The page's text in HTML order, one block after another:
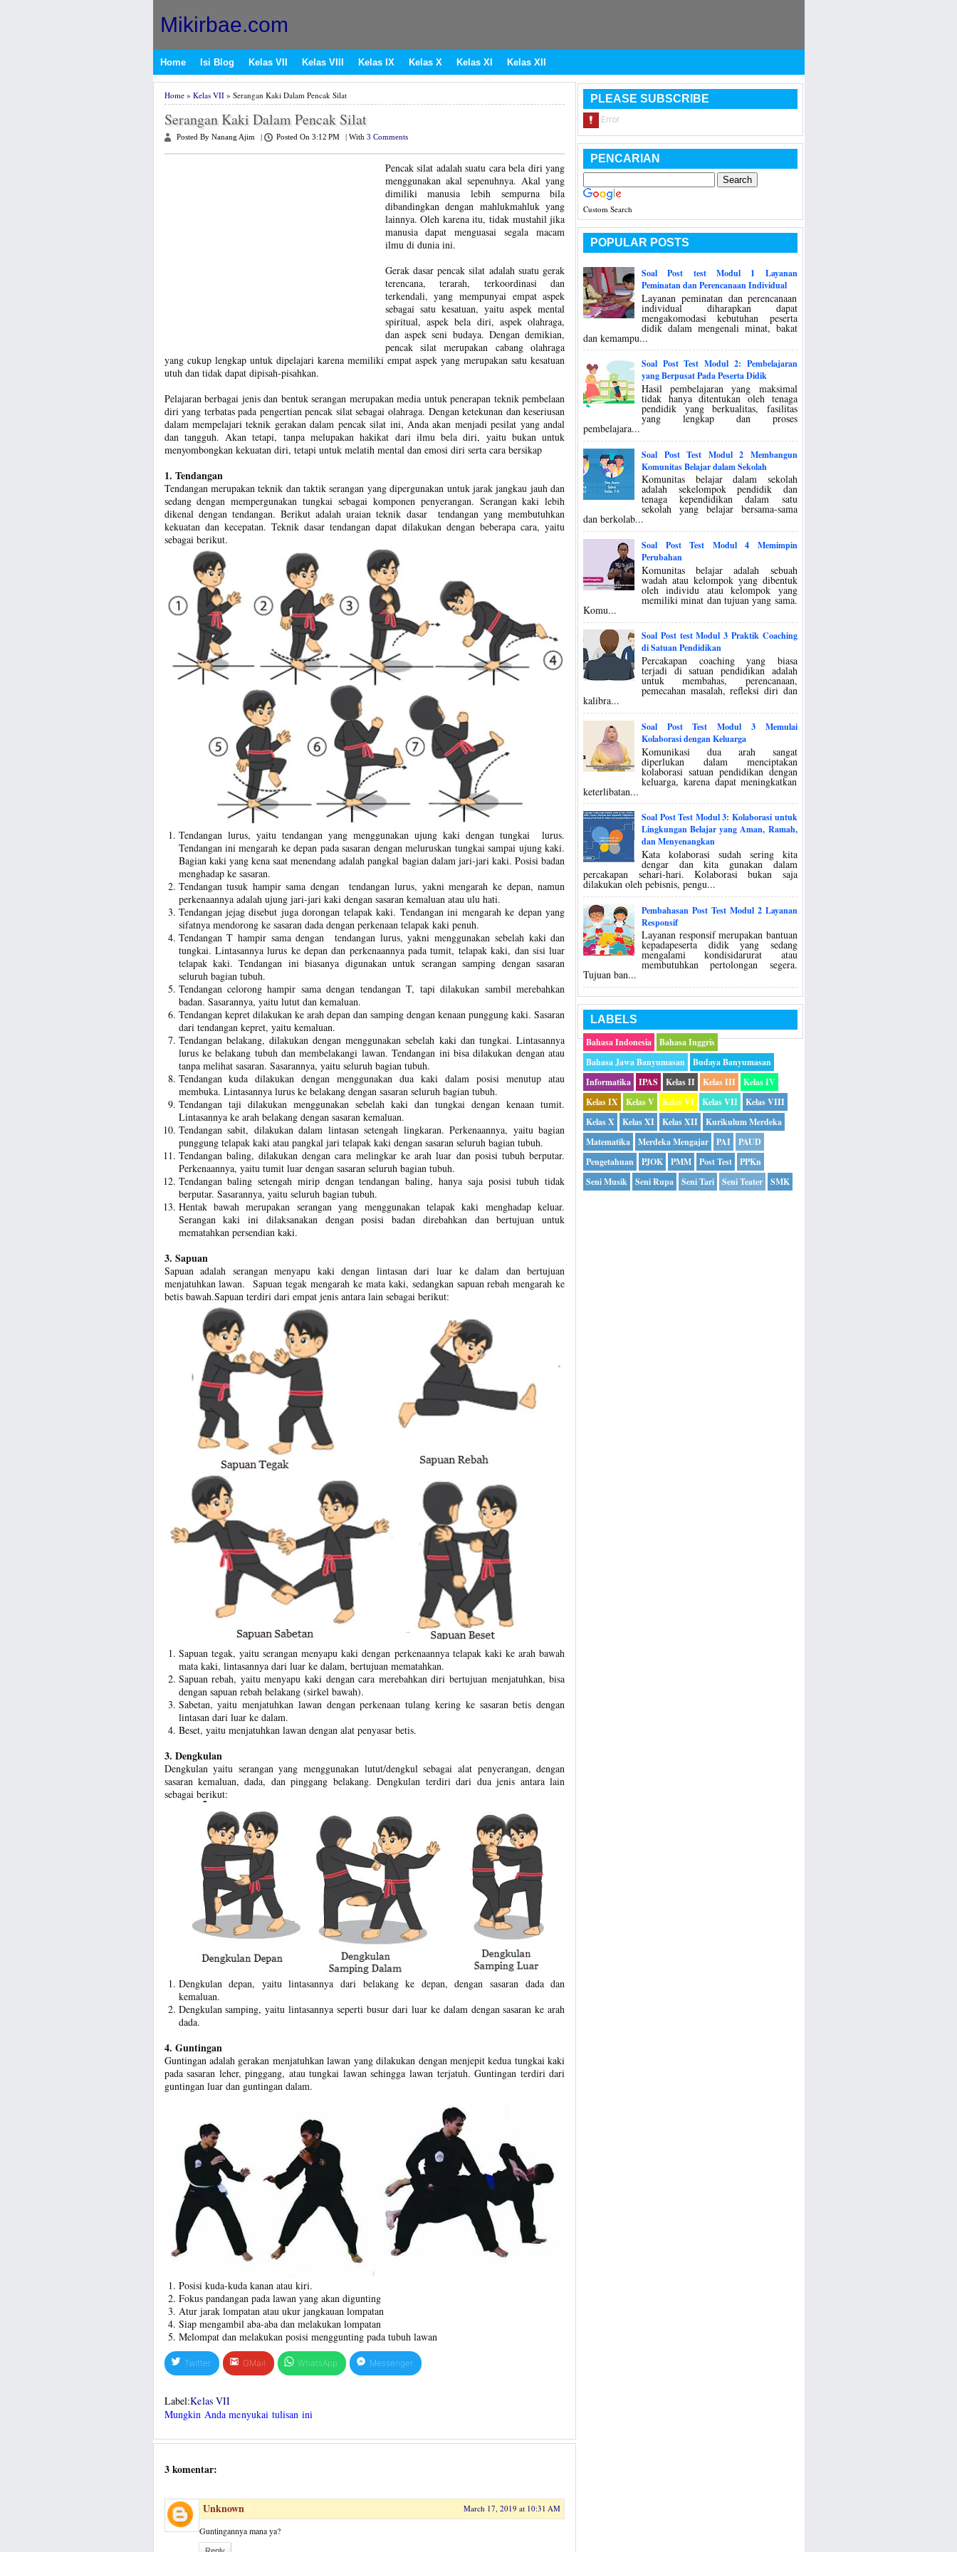
Mikirbae.com
Home Isi Blog Kelas VII Kelas VIII Kelas IX Kelas X Kelas XI Kelas XII
Home» Kelas VII» Serangan Kaki Dalam Pencak Silat
Serangan Kaki Dalam Pencak Silat
Posted By Nanang Ajim Posted On 3:12 PM With 3 Comments
Pencak silat adalah suatu cara bela diri yang
menggunakan akal sepenuhnya. Akal yang
dimiliki manusia lebih sempurna bila
dibandingkan dengan mahlukmahluk yang
lainnya. Oleh karena itu, tidak mustahil jika
manusia dapat menguasai segala macam
ilmu di dunia ini.
Gerak dasar pencak silat adalah suatu gerak
terencana, terarah, terkoordinasi dan
terkendali, yang mempunyai empat aspek
sebagai satu kesatuan, yaitu aspek mental
spiritual, aspek bela diri, aspek olahraga,
dan aspek seni budaya. Dengan demikian,
pencak silat merupakan cabang olahraga
yang cukup lengkap untuk dipelajari karena memiliki empat aspek yang merupakan satu kesatuan
utuh dan tidak dapat dipisah-pisahkan.
Pelajaran berbagai jenis dan bentuk serangan merupakan media untuk penerapan teknik pembelaan
diri yang terbatas pada pengertian pencak silat sebagai olahraga. Dengan ketekunan dan keseriusan
dalam mempelajari teknik gerakan dalam pencak silat ini, Anda akan menjadi pesilat yang andal
dan tangguh. Akan tetapi, tanpa melupakan hakikat dari ilmu bela diri, yaitu bukan untuk
menyombongkan kekuatan diri, tetapi untuk melatih mental dan emosi diri serta cara bersikap
1. Tendangan
Tendangan merupakan teknik dan taktik serangan yang dipergunakan untuk jarak jangkau jauh dan
sedang dengan mempergunakan tungkai sebagai komponen penyerangan. Serangan kaki lebih
dikenal dengan tendangan. Berikut adalah uraian teknik dasar tendangan yang membutuhkan
kekuatan dan kecepatan. Teknik dasar tendangan dapat dilakukan dengan beberapa cara, yaitu
sebagai berikut.
Tendangan lurus, yaitu tendangan yang menggunakan ujung kaki dengan tungkai lurus.
Tendangan ini mengarah ke depan pada sasaran dengan meluruskan tungkai sampai ujung kaki.
Bagian kaki yang kena saat menendang adalah pangkal bagian dalam jari-jari kaki. Posisi badan
menghadap ke sasaran.
Tendangan tusuk hampir sama dengan tendangan lurus, yakni mengarah ke depan, namun
perkenaannya adalah ujung jari-jari kaki dengan sasaran kemaluan atau ulu hati.
Tendangan jejag disebut juga dorongan telapak kaki. Tendangan ini mengarah ke depan yang
sifatnya mendorong ke sasaran dada dengan perkenaan telapak kaki penuh.
Tendangan T hampir sama dengan tendangan lurus, yakni menggunakan sebelah kaki dan
tungkai. Lintasannya lurus ke depan dan perkenaannya pada tumit, telapak kaki, dan sisi luar
telapak kaki. Tendangan ini biasanya digunakan untuk serangan samping dengan sasaran
seluruh bagian tubuh.
Tendangan celorong hampir sama dengan tendangan T, tapi dilakukan sambil merebahkan
badan. Sasarannya, yaitu lutut dan kemaluan.
Tendangan kepret dilakukan ke arah depan dan samping dengan kenaan punggung kaki. Sasaran
dari tendangan kepret, yaitu kemaluan.
Tendangan belakang, dilakukan dengan menggunakan sebelah kaki dan tungkai. Lintasannya
lurus ke belakang tubuh dan membelakangi lawan. Tendangan ini bisa dilakukan dengan atau
tanpa melihat sasaran. Sasarannya, yaitu seluruh bagian tubuh.
Tendangan kuda dilakukan dengan menggunakan dua kaki dalam posisi menutup atau
membuka. Lintasannya lurus ke belakang dengan sasaran seluruh bagian tubuh.
Tendangan taji dilakukan menggunakan sebelah kaki dan tungkai dengan kenaan tumit.
Lintasannya ke arah belakang dengan sasaran kemaluan.
Tendangan sabit, dilakukan dalam lintasan setengah lingkaran. Perkenaannya, yaitu bagian
punggung telapak kaki atau pangkal jari telapak kaki dengan sasaran seluruh bagian tubuh.
Tendangan baling, dilakukan dengan cara melingkar ke arah luar dan posisi tubuh berputar.
Perkenaannya, yaitu tumit luar dengan sasaran seluruh bagian tubuh.
Tendangan baling setengah mirip dengan tendangan baling, hanya saja posisi tubuh tidak
berputar. Sasarannya, yaitu seluruh bagian tubuh.
Hentak bawah merupakan serangan yang menggunakan telapak kaki menghadap keluar.
Serangan kaki ini dilaksanakan dengan posisi badan direbahkan dan bertujuan untuk
mematahkan persendian kaki.
3. Sapuan
Sapuan adalah serangan menyapu kaki dengan lintasan dari luar ke dalam dan bertujuan
menjatuhkan lawan. Sapuan tegak mengarah ke mata kaki, sedangkan sapuan rebah mengarah ke
betis bawah.Sapuan terdiri dari empat jenis antara lain sebagai berikut:
Sapuan tegak, yaitu serangan menyapu kaki dengan perkenaannya telapak kaki ke arah bawah
mata kaki, lintasannya dari luar ke dalam, bertujuan mematahkan.
Sapuan rebah, yaitu menyapu kaki dengan cara merebahkan diri bertujuan menjatuhkan, bisa
dengan sapuan rebah belakang (sirkel bawah).
Sabetan, yaitu menjatuhkan lawan dengan perkenaan tulang kering ke sasaran betis dengan
lintasan dari luar ke dalam.
Beset, yaitu menjatuhkan lawan dengan alat penyasar betis.
3. Dengkulan
Dengkulan yaitu serangan yang menggunakan lutut/dengkul sebagai alat penyerangan, dengan
sasaran kemaluan, dada, dan pinggang belakang. Dengkulan terdiri dari dua jenis antara lain
sebagai berikut:
Dengkulan depan, yaitu lintasannya dari belakang ke depan, dengan sasaran dada dan
kemaluan.
Dengkulan samping, yaitu lintasannya seperti busur dari luar ke dalam dengan sasaran ke arah
dada.
4. Guntingan
Guntingan adalah gerakan menjatuhkan lawan yang dilakukan dengan menjepit kedua tungkai kaki
pada sasaran leher, pinggang, atau tungkai lawan sehingga lawan terjatuh. Guntingan terdiri dari
guntingan luar dan guntingan dalam.
Posisi kuda-kuda kanan atau kiri.
Fokus pandangan pada lawan yang akan digunting
Atur jarak lompatan atau ukur jangkauan lompatan
Siap mengambil aba-aba dan melakukan lompatan
Melompat dan melakukan posisi menggunting pada tubuh lawan
Twitter GMail WhatsApp Messenger
Label:Kelas VII
Mungkin Anda menyukai tulisan ini
3 komentar:
Unknown March 17, 2019 at 10:31 AM
Guntingannya mana ya?
PLEASE SUBSCRIBE
PENCARIAN
Custom Search
POPULAR POSTS
Soal Post test Modul 1 Layanan
Peminatan dan Perencanaan Individual
Layanan peminatan dan perencanaan
individual diharapkan dapat
mengakomodasi kebutuhan peserta
didik dalam mengenali minat, bakat
dan kemampu...
Soal Post Test Modul 2: Pembelajaran
yang Berpusat Pada Peserta Didik
Hasil pembelajaran yang maksimal
tidak hanya ditentukan oleh tenaga
pendidik yang berkualitas, fasilitas
yang lengkap dan proses
pembelajara...
Soal Post Test Modul 2 Membangun
Komunitas Belajar dalam Sekolah
Komunitas belajar dalam sekolah
adalah sekelompok pendidik dan
tenaga kependidikan dalam satu
sekolah yang belajar bersama-sama
dan berkolab...
Soal Post Test Modul 4 Memimpin
Perubahan
Komunitas belajar adalah sebuah
wadah atau kelompok yang dibentuk
oleh individu atau kelompok yang
memiliki minat dan tujuan yang sama.
Komu...
Soal Post test Modul 3 Praktik Coaching
di Satuan Pendidikan
Percakapan coaching yang biasa
terjadi di satuan pendidikan adalah
untuk membahas, perencanaan,
pemecahan masalah, refleksi diri dan
kalibra...
Soal Post Test Modul 3 Memulai
Kolaborasi dengan Keluarga
Komunikasi dua arah sangat
diperlukan dalam menciptakan
kolaborasi satuan pendidikan dengan
keluarga, karena dapat meningkatkan
keterlibatan...
Soal Post Test Modul 3: Kolaborasi untuk
Lingkungan Belajar yang Aman, Ramah,
dan Menyenangkan
Kata kolaborasi sudah sering kita
dengar dan kita gunakan dalam
percakapan sehari-hari. Kolaborasi bukan saja
dilakukan oleh pebisnis, pengu...
Pembahasan Post Test Modul 2 Layanan
Responsif
Layanan responsif merupakan bantuan
kepadapeserta didik yang sedang
mengalami kondisidarurat atau
membutuhkan pertolongan segera.
Tujuan ban...
LABELS
Bahasa Indonesia
Bahasa Inggris
Bahasa Jawa Banyumasan
Budaya Banyumasan
Informatika
IPAS Kelas II Kelas III
Kelas IV
Kelas IX
Kelas V Kelas VI Kelas VII
Kelas VIII
Kelas X
Kelas XI Kelas XII
Kurikulum Merdeka
Matematika
Merdeka Mengajar PAI
PAUD
Pengetahuan
PJOK PMM Post Test
PPKn
Seni Musik
Seni Rupa Seni Tari Seni Teater SMK